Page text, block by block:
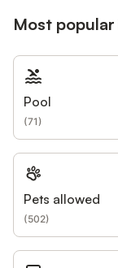
Most
Pool
(71)
Pets allowed
(502)